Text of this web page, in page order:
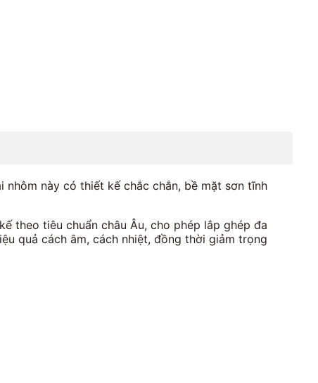
này có thiết kế chắc chắn, bề mặt sơn tĩnh
theo tiêu chuẩn châu Âu, cho phép lắp ghép đa
quả cách âm, cách nhiệt, đồng thời giảm trọng